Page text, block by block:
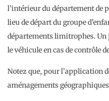
l’intérieur du département de
lieu de départ du groupe
départements limitrophes.
le véhicule en cas de contrôle
Notez que, pour l’application
aménagements